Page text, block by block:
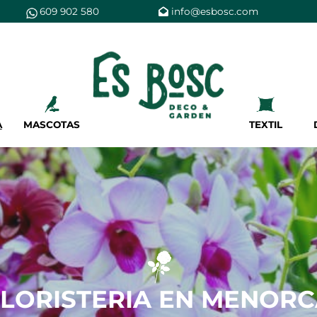
609 902 580 info@esbosc.com
MASCOTAS
Es Bosc
Nosotros
Tiendas
Tarjeta cliente
Regala es bosc
TEXTIL
EN